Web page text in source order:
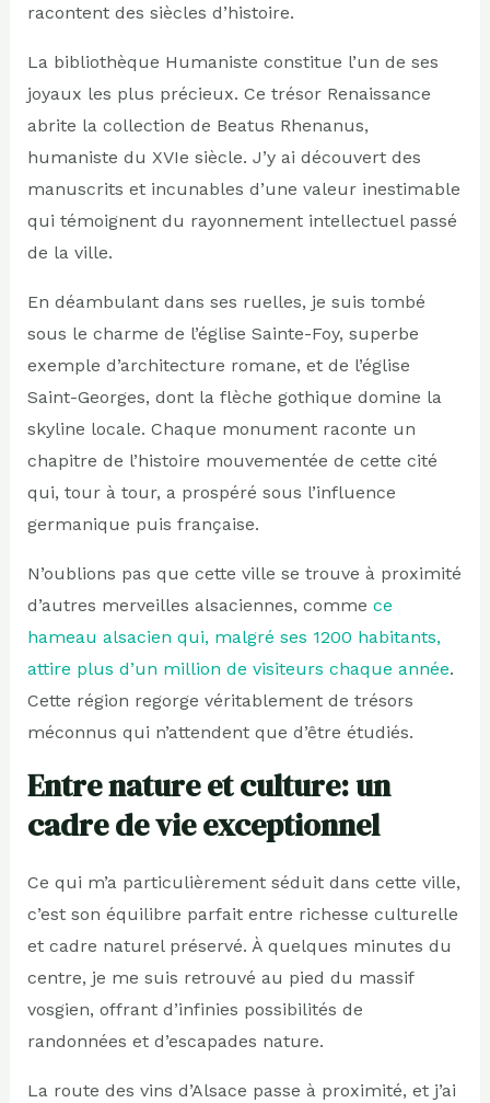
racontent des siècles d’histoire.
La bibliothèque Humaniste constitue l’un de ses
joyaux les plus précieux. Ce trésor Renaissance
abrite la collection de Beatus Rhenanus,
humaniste du XVIe siècle. J’y ai découvert des
manuscrits et incunables d’une valeur inestimable
qui témoignent du rayonnement intellectuel passé
de la ville.
En déambulant dans ses ruelles, je suis tombé
sous le charme de l’église Sainte-Foy, superbe
exemple d’architecture romane, et de l’église
Saint-Georges, dont la flèche gothique domine la
skyline locale. Chaque monument raconte un
chapitre de l’histoire mouvementée de cette cité
qui, tour à tour, a prospéré sous l’influence
germanique puis française.
N’oublions pas que cette ville se trouve à proximité
d’autres merveilles alsaciennes, comme ce
hameau alsacien qui, malgré ses 1200 habitants,
attire plus d’un million de visiteurs chaque année.
Cette région regorge véritablement de trésors
méconnus qui n’attendent que d’être étudiés.
Entre nature et culture: un
cadre de vie exceptionnel
Ce qui m’a particulièrement séduit dans cette ville,
c’est son équilibre parfait entre richesse culturelle
et cadre naturel préservé. À quelques minutes du
centre, je me suis retrouvé au pied du massif
vosgien, offrant d’infinies possibilités de
randonnées et d’escapades nature.
La route des vins d’Alsace passe à proximité, et j’ai